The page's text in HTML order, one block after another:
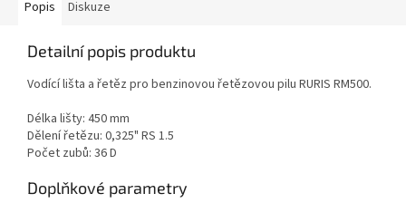
Popis Diskuze
Detailní popis produktu
Vodící lišta a řetěz pro benzinovou řetězovou pilu RURIS RM500.
Délka lišty: 450 mm
Dělení řetězu: 0,325" RS 1.5
Počet zubů: 36 D
Doplňkové parametry